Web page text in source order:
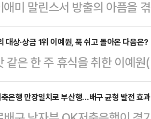
에서 코번트리는 전체 97표
쳐진 ‘2027 도민체전 유치와
다.4개 군 행정협의회가 주최
에는 국회 정보위원장이자 지
)을 비롯해 이승화 산청군수,
천군수가…
애미 말린스서 방출의 아픔을
전을 이어나갈 것으로 보인다
에게 미국 잔류 의사를 전했다.
너리그 계약이 임박했다는 소
이너리그 트리플A 잭슨빌 점
소식을 알렸다. 이에 고우석
대상·상금 1위 이예원, 푹 쉬고 돌아온 다음은?
같은 한 주 휴식을 취한 이예
을 조여 맨다.이예원은 오는
클럽(파72, 6429야드)에서
은행 만장일치로 부산행…배구 균형 발전 효